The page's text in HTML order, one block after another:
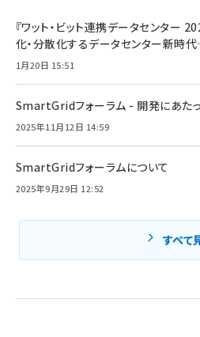
『ワット・ビット連携データセンタ
化・分散化するデータセンター新時代
1月20日 15:51
SmartGridフォーラム - 開発にあた
2025年11月12日 14:59
SmartGridフォーラムについて
2025年9月29日 12:52
すべて